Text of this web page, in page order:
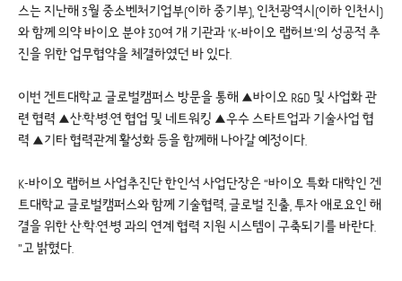
스는 지난해 3월 중소벤처기업부(이하 중기부), 인천광역시(이하 인천시)
와 함께 의약 바이오 분야 30여 개 기관과 ‘K-바이오 랩허브’의 성공적 추
진을 위한 업무협약을 체결하였던 바 있다.
이번 겐트대학교 글로벌캠퍼스 방문을 통해 ▲바이오 R&D 및 사업화 관
련 협력 ▲산·학·병·연 협업 및 네트워킹 ▲우수 스타트업과 기술사업 협
력 ▲기타 협력관계 활성화 등을 함께해 나아갈 예정이다.
K-바이오 랩허브 사업추진단 한인석 사업단장은 “바이오 특화 대학인 겐
트대학교 글로벌캠퍼스와 함께 기술협력, 글로벌 진출, 투자 애로요인 해
결을 위한 산·학·연·병 과의 연계 협력 지원 시스템이 구축되기를 바란다.
”고 밝혔다.